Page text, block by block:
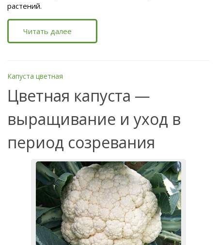
растений.
Читать далее
Капуста цветная
Цветная капуста —
выращивание и уход в
период созревания